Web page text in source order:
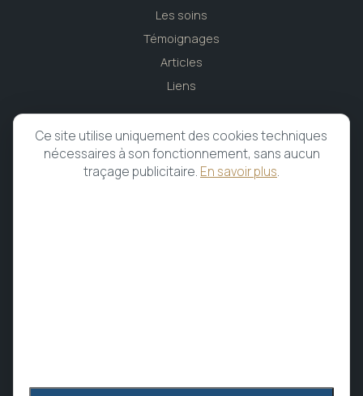
Les soins
Témoignages
Articles
Liens
CABINET
Caen, Normandie
Ce site utilise uniquement des cookies techniques
nécessaires à son fonctionnement, sans aucun
traçage publicitaire. En savoir plus.